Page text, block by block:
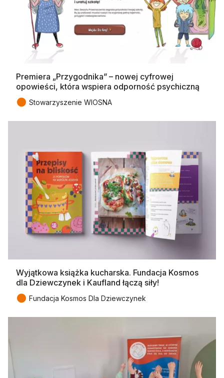
Premiera „Przygodnika” – nowej cyfrowej
opowieści, która wspiera odporność psychiczną
● Stowarzyszenie WIOSNA
Wyjątkowa książka kucharska. Fundacja Kosmos
dla Dziewczynek i Kaufland łączą siły!
● Fundacja Kosmos Dla Dziewczynek